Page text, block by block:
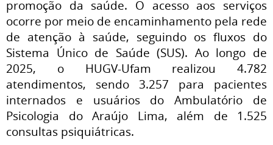
promoção da saúde. O acesso aos serviços
ocorre por meio de encaminhamento pela rede
de atenção à saúde, seguindo os fluxos do
Sistema Único de Saúde (SUS). Ao longo de
2025, o HUGV-Ufam realizou 4.782
atendimentos, sendo 3.257 para pacientes
internados e usuários do Ambulatório de
Psicologia do Araújo Lima, além de 1.525
consultas psiquiátricas.